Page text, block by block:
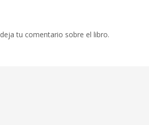
deja tu comentario sobre el libro.